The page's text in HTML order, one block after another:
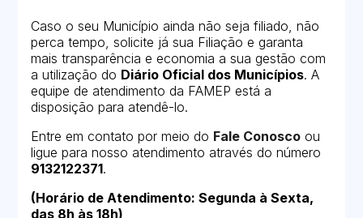
Caso o seu Município ainda não seja filiado, não
perca tempo, solicite já sua Filiação e garanta
mais transparência e economia a sua gestão com
a utilização do Diário Oficial dos Municípios. A
equipe de atendimento da FAMEP está a
disposição para atendê-lo.
Entre em contato por meio do Fale Conosco ou
ligue para nosso atendimento através do número
9132122371.
(Horário de Atendimento: Segunda à Sexta,
das 8h às 18h)